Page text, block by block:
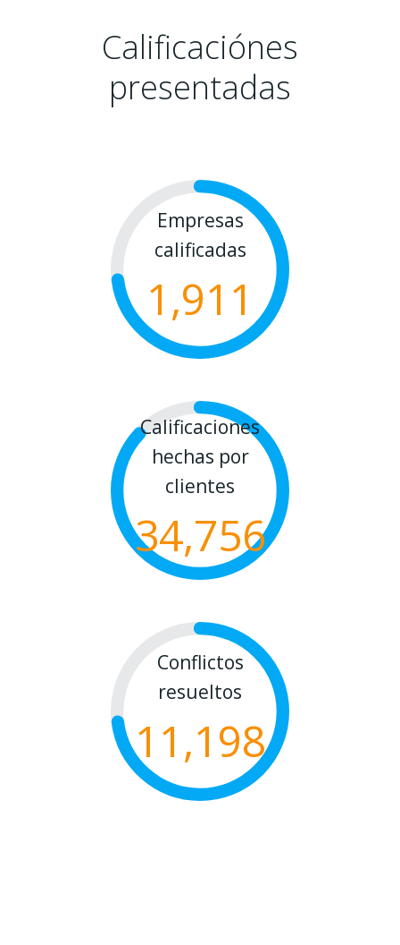
Calificaciónes
presentadas
Empresas
calificadas
1,911
Calificaciones
hechas por
clientes
34,756
Conflictos
resueltos
11,198